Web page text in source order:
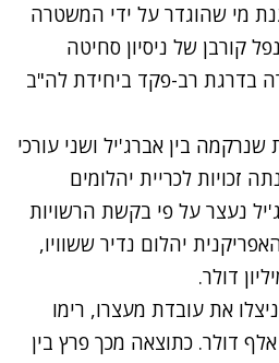
מי שהוגדר על ידי המשטרה
קורבן של ניסיון סחיטה
בדרגת רב-פקד ביחידת לה"ב
בין אברג'יל ושני עורכי
זכויות לכריית יהלומים
נעצר על פי בקשת הרשויות
יהלום נדיר ששוויו,
את עובדת מעצרו, רימו
אותו והעבירו לו רק 400 אלף דולר. כתוצאה מכך פרץ בין